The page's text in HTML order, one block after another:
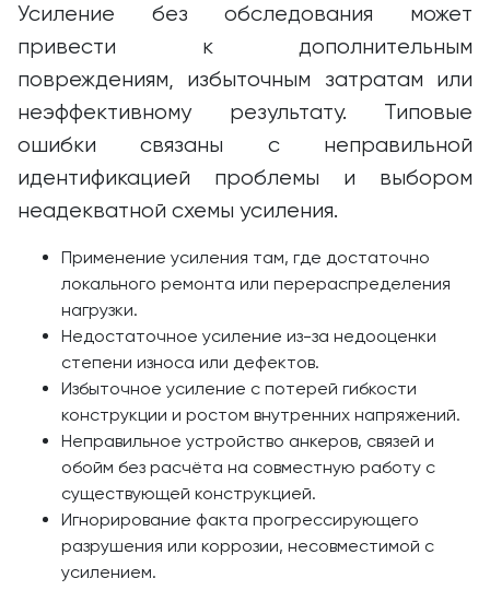
Усиление без обследования может
привести к дополнительным
повреждениям, избыточным затратам или
неэффективному результату. Типовые
ошибки связаны с неправильной
идентификацией проблемы и выбором
неадекватной схемы усиления.
Применение усиления там, где достаточно
локального ремонта или перераспределения
нагрузки.
Недостаточное усиление из-за недооценки
степени износа или дефектов.
Избыточное усиление с потерей гибкости
конструкции и ростом внутренних напряжений.
Неправильное устройство анкеров, связей и
обойм без расчёта на совместную работу с
существующей конструкцией.
Игнорирование факта прогрессирующего
разрушения или коррозии, несовместимой с
усилением.